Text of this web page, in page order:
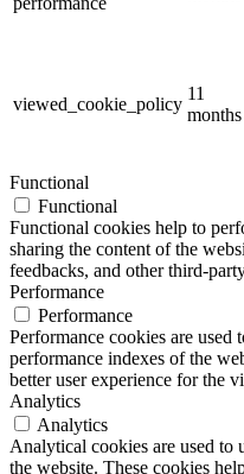
viewed_cookie_policy
11
months
Functional
Functional
Functional cookies help to
sharing the content of the
feedbacks, and other third-
Performance
Performance
Performance cookies are used
performance indexes of the
better user experience for the
Analytics
Analytics
Analytical cookies are used to
the website. These cookies